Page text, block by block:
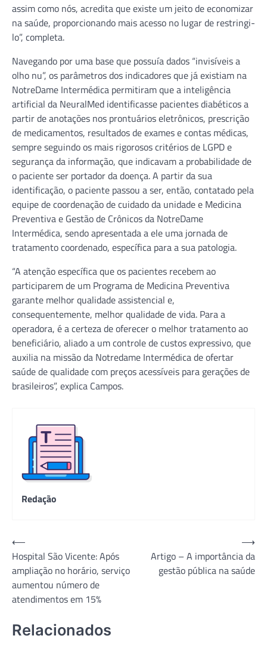
assim como nós, acredita que existe um jeito de economizar
na saúde, proporcionando mais acesso no lugar de restringi-
lo”, completa.
Navegando por uma base que possuía dados “invisíveis a
olho nu”, os parâmetros dos indicadores que já existiam na
NotreDame Intermédica permitiram que a inteligência
artificial da NeuralMed identificasse pacientes diabéticos a
partir de anotações nos prontuários eletrônicos, prescrição
de medicamentos, resultados de exames e contas médicas,
sempre seguindo os mais rigorosos critérios de LGPD e
segurança da informação, que indicavam a probabilidade de
o paciente ser portador da doença. A partir da sua
identificação, o paciente passou a ser, então, contatado pela
equipe de coordenação de cuidado da unidade e Medicina
Preventiva e Gestão de Crônicos da NotreDame
Intermédica, sendo apresentada a ele uma jornada de
tratamento coordenado, específica para a sua patologia.
“A atenção específica que os pacientes recebem ao
participarem de um Programa de Medicina Preventiva
garante melhor qualidade assistencial e,
consequentemente, melhor qualidade de vida. Para a
operadora, é a certeza de oferecer o melhor tratamento ao
beneficiário, aliado a um controle de custos expressivo, que
auxilia na missão da Notredame Intermédica de ofertar
saúde de qualidade com preços acessíveis para gerações de
brasileiros”, explica Campos.
Redação
Navegação
de
Post
⟵
Hospital São Vicente: Após
ampliação no horário, serviço
aumentou número de
atendimentos em 15%
Artigo – A importância da
gestão pública na saúde
⟶
Relacionados